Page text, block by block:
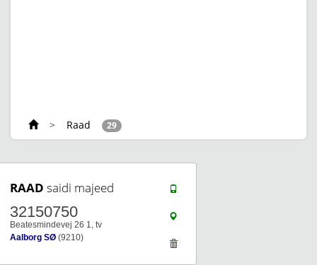
> Raad 29
RAAD saidi majeed
32150750
Beatesmindevej 26 1, tv
Aalborg SØ (9210)